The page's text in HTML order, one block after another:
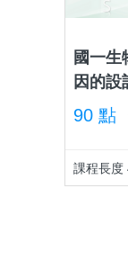
國一生
因的設
90 點
課程長度